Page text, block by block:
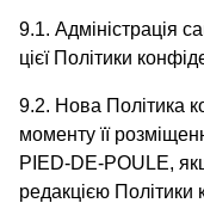
9.1. Адміністрація
цієї Політики
9.2. Нова Політика
моменту її
PIED-DE-POULE,
редакцією Політики